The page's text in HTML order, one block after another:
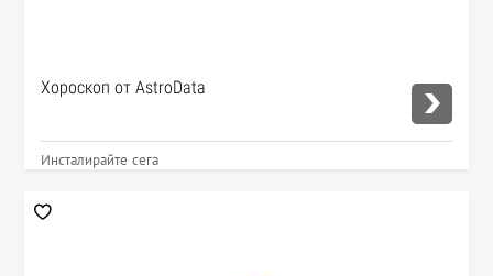
Хороскоп от AstroData
Инсталирайте сега